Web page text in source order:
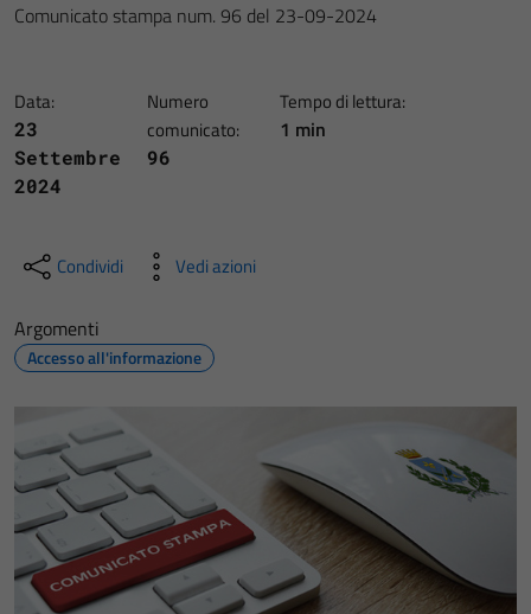
Comunicato stampa num. 96 del 23-09-2024
Data:
23
Settembre
2024
Numero
comunicato:
96
Tempo di lettura:
1 min
Condividi Vedi azioni
Argomenti
Accesso all'informazione